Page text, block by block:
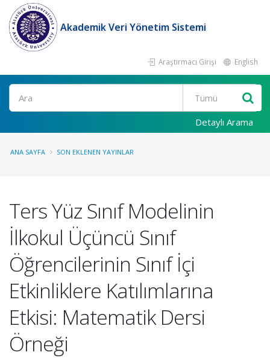
Akademik Veri Yönetim Sistemi
Araştırmacı Girişi English
Ara
Detaylı Arama
ANA SAYFA SON EKLENEN YAYINLAR
Ters Yüz Sınıf Modelinin
İlkokul Üçüncü Sınıf
Öğrencilerinin Sınıf İçi
Etkinliklere Katılımlarına
Etkisi: Matematik Dersi
Örneği